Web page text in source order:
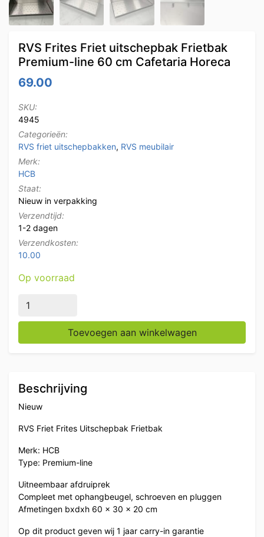
RVS Frites Friet uitschepbak Frietbak
Premium-line 60 cm Cafetaria Horeca
69.00
SKU:
4945
Categorieën:
RVS friet uitschepbakken, RVS meubilair
Merk:
HCB
Staat:
Nieuw in verpakking
Verzendtijd:
1-2 dagen
Verzendkosten:
10.00
Op voorraad
RVS Frites Friet uitschepbak Frietbak Premium-line
Toevoegen aan winkelwagen
Beschrijving
Nieuw
RVS Friet Frites Uitschepbak Frietbak
Merk: HCB
Type: Premium-line
Uitneembaar afdruiprek
Compleet met ophangbeugel, schroeven en pluggen
Afmetingen bxdxh 60 x 30 x 20 cm
Op dit product geven wij 1 jaar carry-in garantie